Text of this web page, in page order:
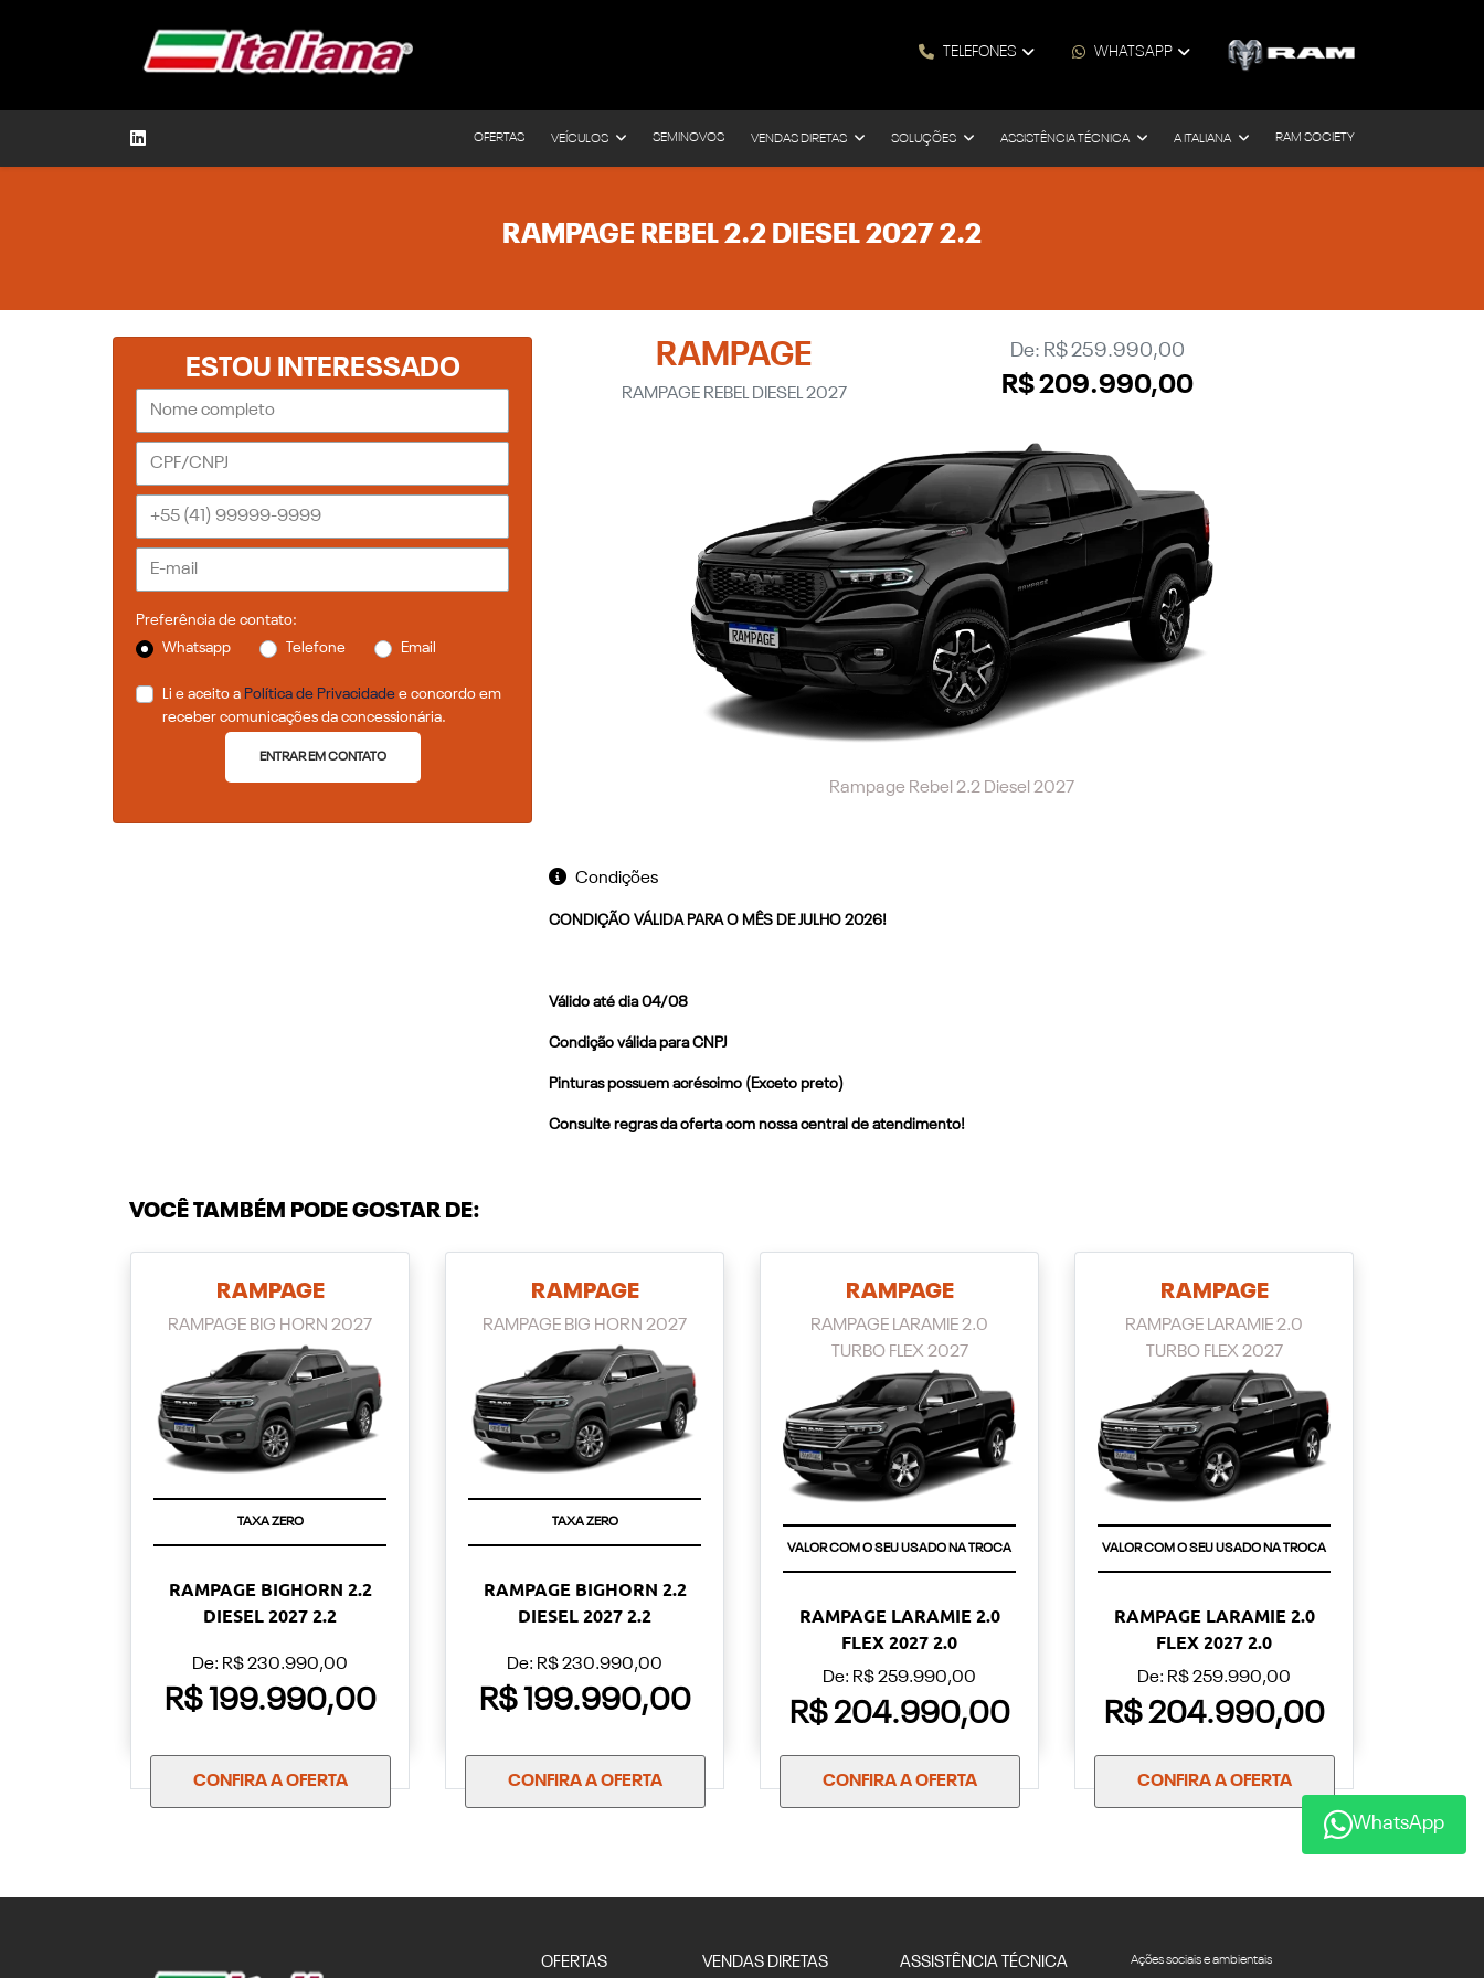
TELEFONES WHATSAPP
OFERTAS VEÍCULOS SEMINOVOS VENDAS DIRETAS SOLUÇÕES ASSISTÊNCIA TÉCNICA A ITALIANA RAM SOCIETY
RAMPAGE REBEL 2.2 DIESEL 2027 2.2
RAMPAGE
RAMPAGE REBEL DIESEL 2027
De: R$ 259.990,00
R$ 209.990,00
Rampage Rebel 2.2 Diesel 2027
Condições
CONDIÇÃO VÁLIDA PARA O MÊS DE JULHO 2026!
Válido até dia 04/08
Condição válida para CNPJ
Pinturas possuem acréscimo (Exceto preto)
Consulte regras da oferta com nossa central de atendimento!
ESTOU INTERESSADO
Preferência de contato:
Whatsapp
Telefone Email
Li e aceito a Política de Privacidade e concordo em
receber comunicações da concessionária.
ENTRAR EM CONTATO
VOCÊ TAMBÉM PODE GOSTAR DE:
RAMPAGE
RAMPAGE BIG HORN 2027
TAXA ZERO
RAMPAGE BIGHORN 2.2
DIESEL 2027 2.2
De: R$ 230.990,00
R$ 199.990,00
CONFIRA A OFERTA
RAMPAGE
RAMPAGE BIG HORN 2027
TAXA ZERO
RAMPAGE BIGHORN 2.2
DIESEL 2027 2.2
De: R$ 230.990,00
R$ 199.990,00
CONFIRA A OFERTA
RAMPAGE
RAMPAGE LARAMIE 2.0
TURBO FLEX 2027
VALOR COM O SEU USADO NA TROCA
RAMPAGE LARAMIE 2.0
FLEX 2027 2.0
De: R$ 259.990,00
R$ 204.990,00
CONFIRA A OFERTA
RAMPAGE
RAMPAGE LARAMIE 2.0
TURBO FLEX 2027
VALOR COM O SEU USADO NA TROCA
RAMPAGE LARAMIE 2.0
FLEX 2027 2.0
De: R$ 259.990,00
R$ 204.990,00
CONFIRA A OFERTA
OFERTAS VENDAS DIRETAS ASSISTÊNCIA TÉCNICA Ações sociais e ambientais
WhatsApp